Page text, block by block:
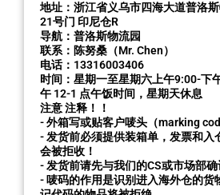
地址：浙江省义乌市四海大道普洛
21号门 印尼仓R
导航：普洛斯物流园
联系：陈努桑（Mr. Chen）
电话：13316003406
时间：星期一至星期六上午9:00-下
午 12-1 点午饭时间，星期天休息
注意 注释！！
- 外箱写或贴客户唛头（marking
- 发货前必须提供装箱单，发票和入
会被拒收！
- 发货前请先与我们的CS或市场部确
- 唛码的作用是识别进入海外仓的货